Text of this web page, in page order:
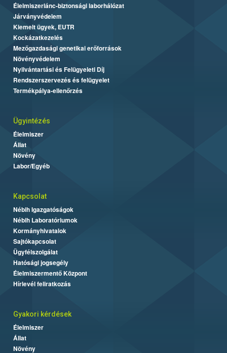
Élelmiszerlánc-biztonsági laborhálózat
Járványvédelem
Kiemelt ügyek, EUTR
Kockázatkezelés
Mezőgazdasági genetikai erőforrások
Növényvédelem
Nyilvántartási és Felügyeleti Díj
Rendszerszervezés és felügyelet
Termékpálya-ellenőrzés
Ügyintézés
Élelmiszer
Állat
Növény
Labor/Egyéb
Kapcsolat
Nébih Igazgatóságok
Nébih Laboratóriumok
Kormányhivatalok
Sajtókapcsolat
Ügyfélszolgálat
Hatósági jogsegély
Élelmiszermentő Központ
Hírlevél feliratkozás
Gyakori kérdések
Élelmiszer
Állat
Növény